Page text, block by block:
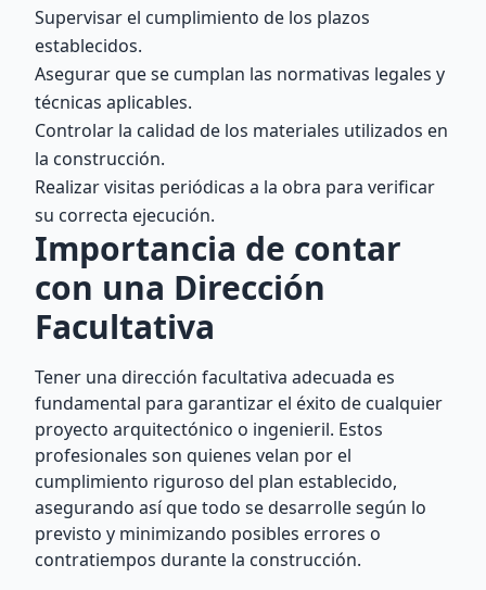
Supervisar el cumplimiento de los plazos
establecidos.
Asegurar que se cumplan las normativas legales y
técnicas aplicables.
Controlar la calidad de los materiales utilizados en
la construcción.
Realizar visitas periódicas a la obra para verificar
su correcta ejecución.
Importancia de contar
con una Dirección
Facultativa
Tener una dirección facultativa adecuada es
fundamental para garantizar el éxito de cualquier
proyecto arquitectónico o ingenieril. Estos
profesionales son quienes velan por el
cumplimiento riguroso del plan establecido,
asegurando así que todo se desarrolle según lo
previsto y minimizando posibles errores o
contratiempos durante la construcción.